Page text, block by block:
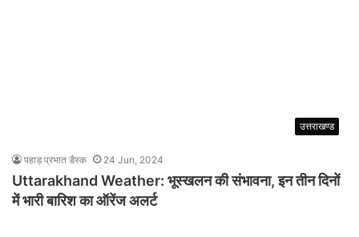
उत्तराखण्ड
पहाड़ प्रभात डैस्क 24 Jun, 2024
Uttarakhand Weather: भूस्खलन की संभावना, इन तीन दिनों
में भारी बारिश का ऑरेंज अलर्ट